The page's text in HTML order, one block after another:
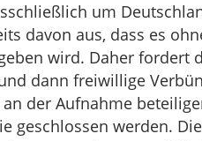
um
davon aus, dass es
wird. Daher fordert
dann freiwillige
der Aufnahme
geschlossen werden.